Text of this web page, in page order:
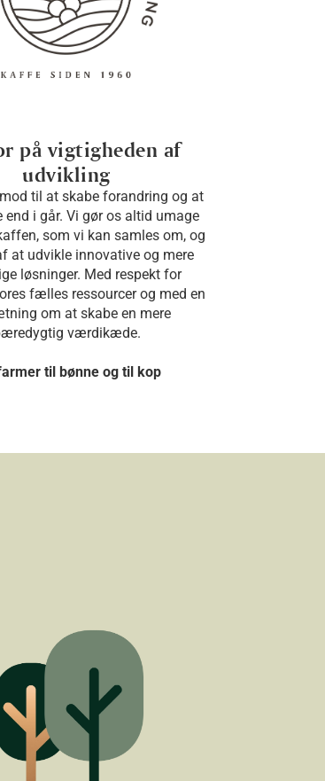
på vigtigheden af
udvikling
til at skabe forandring og at
end i går. Vi gør os altid umage
som vi kan samles om, og
at udvikle innovative og mere
løsninger. Med respekt for
fælles ressourcer og med en
om at skabe en mere
værdikæde.
til bønne og til kop